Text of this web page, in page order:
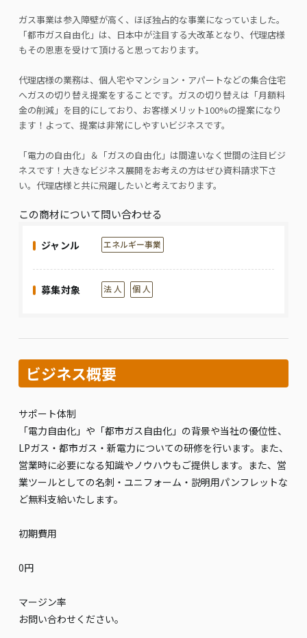
ガス事業は参入障壁が高く、ほぼ独占的な事業になっていました。
「都市ガス自由化」は、日本中が注目する大改革となり、代理店様
もその恩恵を受けて頂けると思っております。
代理店様の業務は、個人宅やマンション・アパートなどの集合住宅
へガスの切り替え提案をすることです。ガスの切り替えは「月額料
金の削減」を目的にしており、お客様メリット100%の提案になり
ます！よって、提案は非常にしやすいビジネスです。
「電力の自由化」＆「ガスの自由化」は間違いなく世間の注目ビジ
ネスです！大きなビジネス展開をお考えの方はぜひ資料請求下さ
い。代理店様と共に飛躍したいと考えております。
この商材について問い合わせる
ジャンル エネルギー事業
募集対象 法 人 個 人
ビジネス概要
サポート体制
「電力自由化」や「都市ガス自由化」の背景や当社の優位性、
LPガス・都市ガス・新電力についての研修を行います。また、
営業時に必要になる知識やノウハウもご提供します。また、営
業ツールとしての名刺・ユニフォーム・説明用パンフレットな
ど無料支給いたします。
初期費用
0円
マージン率
お問い合わせください。